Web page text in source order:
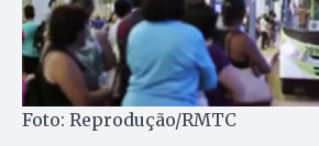
Foto: Reprodução/RMTC